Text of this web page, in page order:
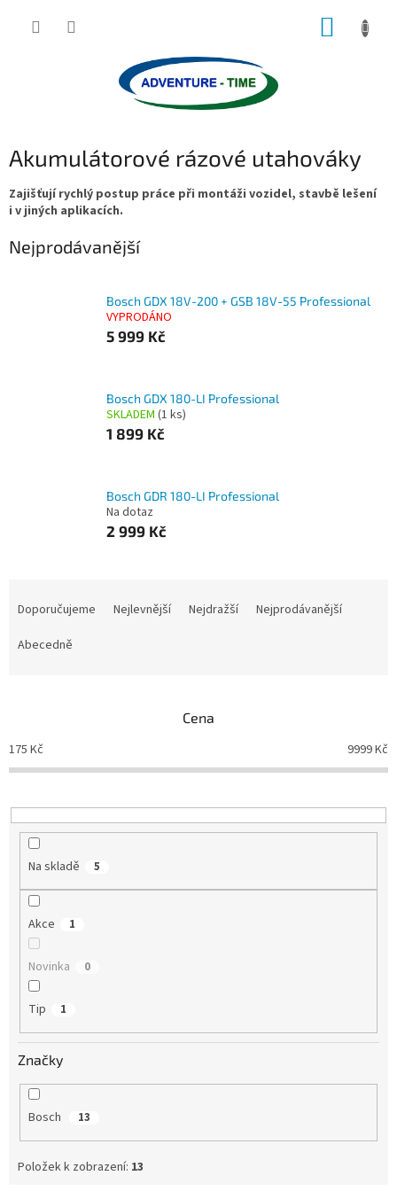
Akumulátorové rázové utahováky
Zajišťují rychlý postup práce při montáži vozidel, stavbě lešení
i v jiných aplikacích.
Nejprodávanější
Bosch GDX 18V-200 + GSB 18V-55 Professional
VYPRODÁNO
5 999 Kč
Bosch GDX 180-LI Professional
SKLADEM (1 ks)
1 899 Kč
Bosch GDR 180-LI Professional
Na dotaz
2 999 Kč
o
d
k
t
Doporučujeme Nejlevnější Nejdražší
Nejprodávanější
Abecedně
Cena
175 Kč 9999Kč
Na skladě 5
Akce 1
Novinka 0
Tip 1
Značky
Bosch 13
Položek k zobrazení: 13